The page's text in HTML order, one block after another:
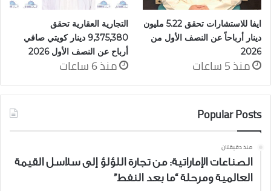
ايفا للاستشارات تحقق 5.22 مليون
دينار أرباحاً عن النصف الأول من
2026
منذ 5 ساعات
التجارية العقارية تحقق
9,375,380 دينار كويتي صافي
أرباح عن النصف الأول 2026
منذ 6 ساعات
Popular Posts
منذ دقيقتان
الصناعات الإماراتية: من تجارة اللؤلؤ إلى سلاسل القيمة
العالمية ومرحلة “ما بعد النفط”